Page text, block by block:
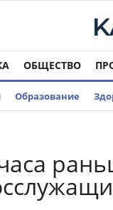
ОБЩЕСТВО
Образование